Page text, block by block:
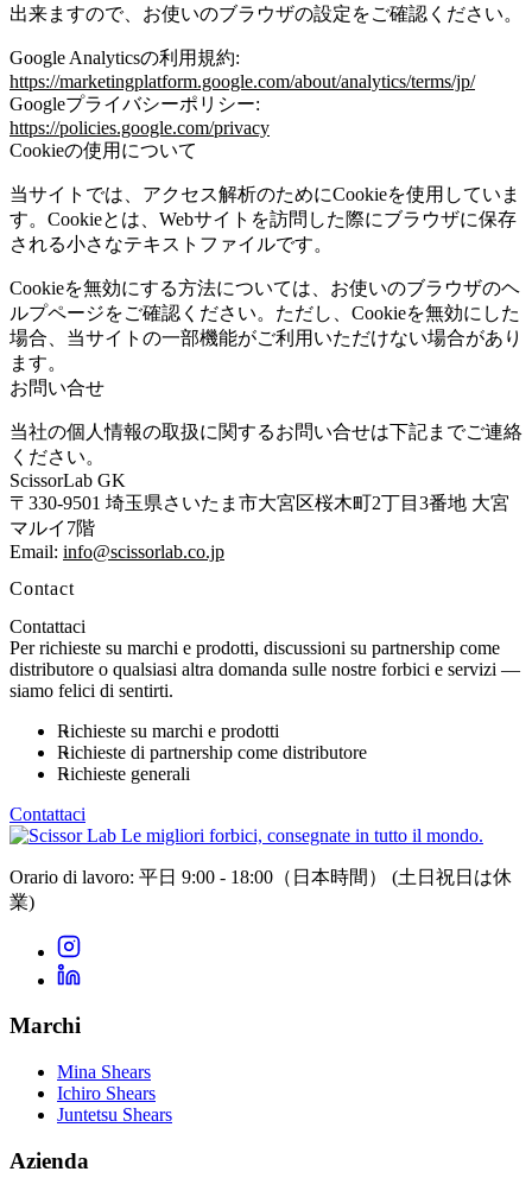
出来ますので、お使いのブラウザの設定をご確認ください。
Google Analyticsの利用規約:
https://marketingplatform.google.com/about/analytics/terms/jp/
Googleプライバシーポリシー:
https://policies.google.com/privacy
Cookieの使用について
当サイトでは、アクセス解析のためにCookieを使用していま
す。Cookieとは、Webサイトを訪問した際にブラウザに保存
される小さなテキストファイルです。
Cookieを無効にする方法については、お使いのブラウザのヘ
ルプページをご確認ください。ただし、Cookieを無効にした
場合、当サイトの一部機能がご利用いただけない場合があり
ます。
お問い合せ
当社の個人情報の取扱に関するお問い合せは下記までご連絡
ください。
ScissorLab GK
〒330-9501 埼玉県さいたま市大宮区桜木町2丁目3番地 大宮
マルイ7階
Email: info@scissorlab.co.jp
Contact
Contattaci
Per richieste su marchi e prodotti, discussioni su partnership come
distributore o qualsiasi altra domanda sulle nostre forbici e servizi —
siamo felici di sentirti.
Richieste su marchi e prodotti
Richieste di partnership come distributore
Richieste generali
Contattaci
Le migliori forbici, consegnate in tutto il mondo.
Orario di lavoro: 平日 9:00 - 18:00（日本時間） (土日祝日は休
業)
Marchi
Mina Shears
Ichiro Shears
Juntetsu Shears
Azienda